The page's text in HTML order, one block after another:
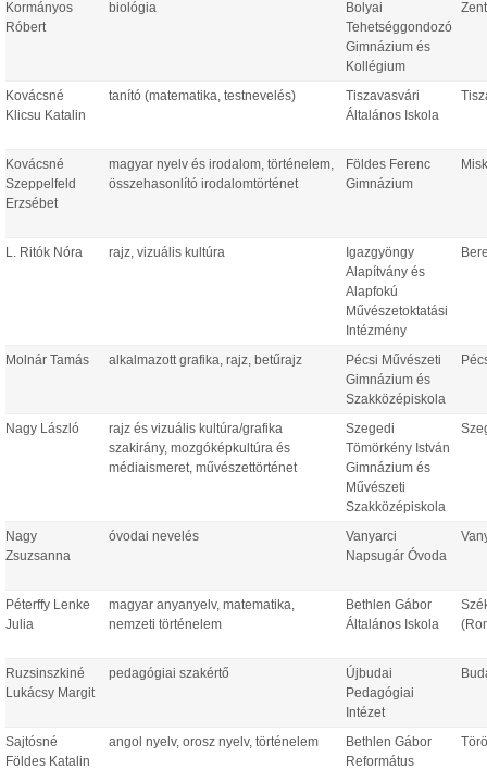
Kormányos
Róbert
biológia
Bolyai
Tehetséggondozó
Gimnázium és
Kollégium
Kovácsné
Klicsu Katalin
tanító (matematika, testnevelés)
Tiszavasvári
Általános Iskola
Kovácsné
Szeppelfeld
Erzsébet
magyar nyelv és irodalom, történelem,
összehasonlító irodalomtörténet
Földes Ferenc
Gimnázium
L. Ritók Nóra rajz, vizuális kultúra
Igazgyöngy
Alapítvány és
Alapfokú
Művészetoktatási
Intézmény
Molnár Tamás alkalmazott grafika, rajz, betűrajz
Pécsi Művészeti
Gimnázium és
Szakközépiskola
Nagy László
rajz és vizuális kultúra/grafika
szakirány, mozgóképkultúra és
médiaismeret, művészettörténet
Szegedi
Tömörkény István
Gimnázium és
Művészeti
Szakközépiskola
Nagy
Zsuzsanna
óvodai nevelés
Vanyarci
Napsugár Óvoda
Péterffy Lenke
Julia
magyar anyanyelv, matematika,
nemzeti történelem
Bethlen Gábor
Általános Iskola
Ruzsinszkiné
Lukácsy Margit
pedagógiai szakértő
Újbudai
Pedagógiai
Intézet
Sajtósné
Földes Katalin
angol nyelv, orosz nyelv, történelem
Bethlen Gábor
Református